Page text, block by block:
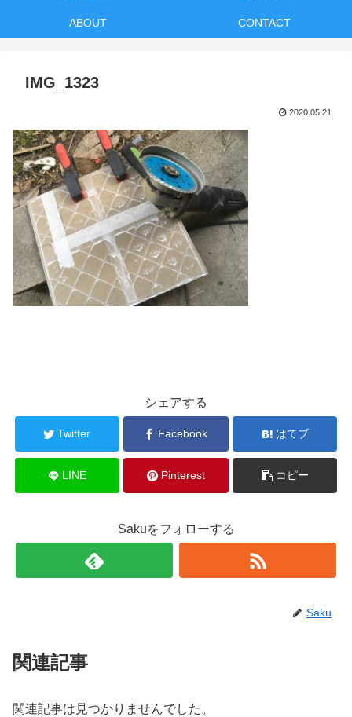
ABOUT CONTACT
IMG_1323
2020.05.21
シェアする
Twitter Facebook はてブ
LINE Pinterest コピー
Sakuをフォローする
Saku
関連記事
関連記事は見つかりませんでした。